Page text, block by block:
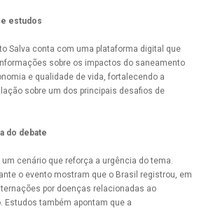
e estudos
Salva conta com uma plataforma digital que
sobre os impactos do saneamento
e qualidade de vida, fortalecendo a
sobre um dos principais desafios de
do debate
cenário que reforça a urgência do tema.
o evento mostram que o Brasil registrou, em
por doenças relacionadas ao
Estudos também apontam que a